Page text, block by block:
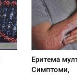
Еритема
Симптоми,